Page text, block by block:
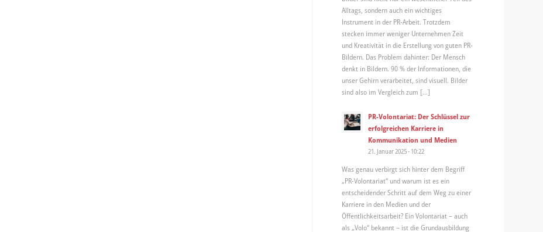
Alltags, sondern auch ein wichtiges
Instrument in der PR-Arbeit. Trotzdem
stecken immer weniger Unternehmen Zeit
und Kreativität in die Erstellung von guten PR-
Bildern. Das Problem dahinter: Der Mensch
denkt in Bildern. 90 % der Informationen, die
unser Gehirn verarbeitet, sind visuell. Bilder
sind also im Vergleich zum […]
PR-Volontariat: Der Schlüssel zur
erfolgreichen Karriere in
Kommunikation und Medien
21. Januar 2025 - 10:22
Was genau verbirgt sich hinter dem Begriff
„PR-Volontariat“ und warum ist es ein
entscheidender Schritt auf dem Weg zu einer
Karriere in den Medien und der
Öffentlichkeitsarbeit? Ein Volontariat – auch
als „Volo“ bekannt – ist die Grundausbildung